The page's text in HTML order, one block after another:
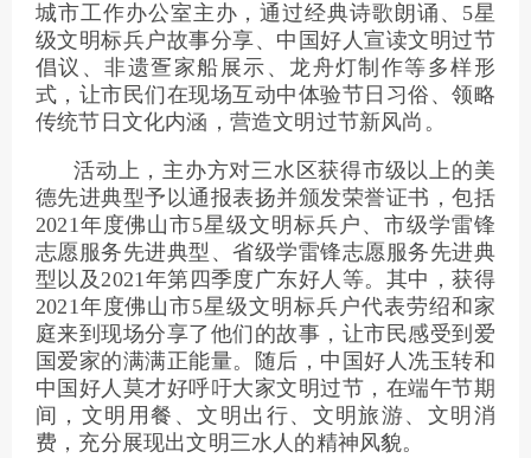
城市工作办公室主办，通过经典诗歌朗诵、5星
级文明标兵户故事分享、中国好人宣读文明过节
倡议、非遗疍家船展示、龙舟灯制作等多样形
式，让市民们在现场互动中体验节日习俗、领略
传统节日文化内涵，营造文明过节新风尚。
活动上，主办方对三水区获得市级以上的美
德先进典型予以通报表扬并颁发荣誉证书，包括
2021年度佛山市5星级文明标兵户、市级学雷锋
志愿服务先进典型、省级学雷锋志愿服务先进典
型以及2021年第四季度广东好人等。其中，获得
2021年度佛山市5星级文明标兵户代表劳绍和家
庭来到现场分享了他们的故事，让市民感受到爱
国爱家的满满正能量。随后，中国好人冼玉转和
中国好人莫才好呼吁大家文明过节，在端午节期
间，文明用餐、文明出行、文明旅游、文明消
费，充分展现出文明三水人的精神风貌。